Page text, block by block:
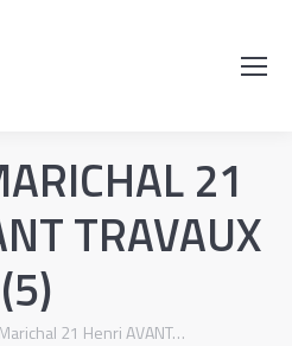
21
TRAVAUX
(5)
Marichal 21 Henri AVANT…